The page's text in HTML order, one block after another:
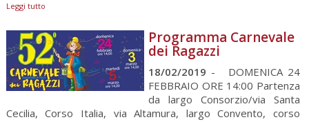
Leggi tutto
Programma Carnevale
dei Ragazzi
18/02/2019 - DOMENICA 24
FEBBRAIO ORE 14:00 Partenza
da largo Consorzio/via Santa
Cecilia, Corso Italia, via Altamura, largo Convento, corso